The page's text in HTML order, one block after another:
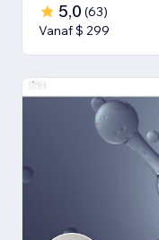
5,0 (63)
Vanaf $ 299